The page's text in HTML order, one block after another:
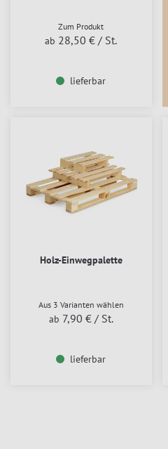
Zum Produkt
ab 28,50 € / St.
lieferbar
Holz-Einwegpalette
Aus 3 Varianten wählen
ab 7,90 € / St.
lieferbar